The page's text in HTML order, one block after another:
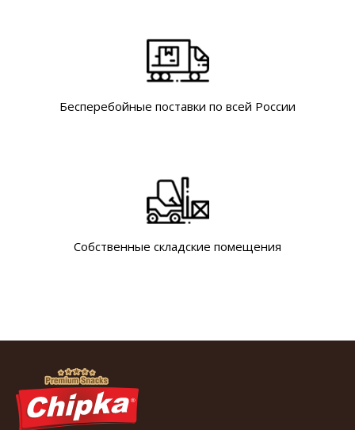
Бесперебойные поставки по всей России
Собственные складские помещения